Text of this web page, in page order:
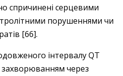
спричинені серцевими
порушеннями чи
[66].
інтервалу QT
через